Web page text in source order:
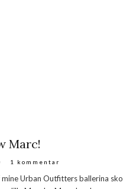
Marc!
1 kommentar
Urban Outfitters ballerina sko